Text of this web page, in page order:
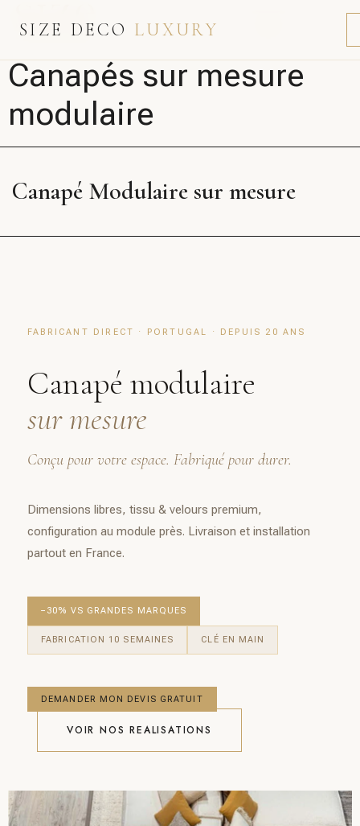
Canapés sur mesure
modulaire
Canapé Modulaire sur mesure
SIZE DECO LUXURY
FABRICANT DIRECT · PORTUGAL · DEPUIS 20 ANS
Canapé modulaire
sur mesure
Conçu pour votre espace. Fabriqué pour durer.
Dimensions libres, tissu & velours premium,
configuration au module près. Livraison et installation
partout en France.
−30% VS GRANDES MARQUES
FABRICATION 10 SEMAINES CLÉ EN MAIN
DEMANDER MON DEVIS GRATUIT
VOIR NOS REALISATIONS